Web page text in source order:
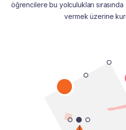
öğrencilere bu yolculukları
vermek üzerine